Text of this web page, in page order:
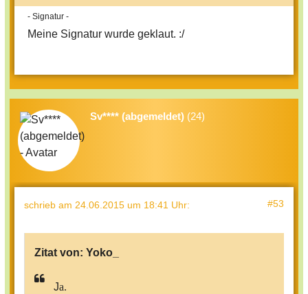
- Signatur -
Meine Signatur wurde geklaut. :/
Sv**** (abgemeldet) (24)
schrieb am 24.06.2015 um 18:41 Uhr: #53
Zitat von: Yoko_
Ja.